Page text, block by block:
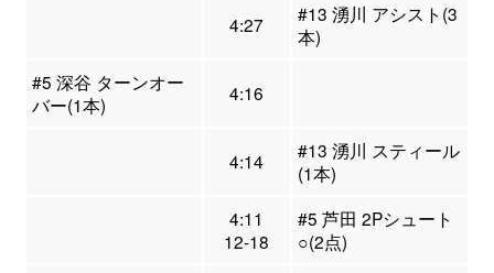
4:27
#13 湧川 アシスト(3
本)
#5 深谷 ターンオー
バー(1本)
4:16
4:14
#13 湧川 スティール
(1本)
4:11
12-18
#5 芦田 2Pシュート
○(2点)